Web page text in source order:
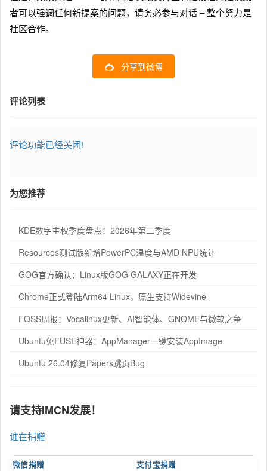
者可以强调任何新提案的问题，请务必参与对话 – 整个努力是
社区合作。
分享到微博
评论列表
评论功能已经关闭!
为您推荐
KDE数字主权季度盘点：2026年第二季度
Resources测试版新增PowerPC温度与AMD NPU统计
GOG官方确认：Linux版GOG GALAXY正在开发
Chrome正式登陆Arm64 Linux，原生支持Widevine
FOSS周报：Vocalinux更新、AI智能体、GNOME与微软之争
Ubuntu免FUSE神器：AppManager一键安装AppImage
Ubuntu 26.04修复Papers跳页Bug
请支持IMCN发展！
谁在捐赠
微信捐赠 支付宝捐赠